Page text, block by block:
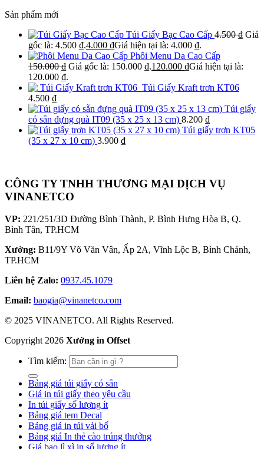
Sản phẩm mới
Túi Giấy Bạc Cao Cấp 4.500₫ Giá
gốc là: 4.500 ₫.4.000 ₫Giá hiện tại là: 4.000 ₫.
Phôi Menu Da Cao Cấp
150.000₫ Giá gốc là: 150.000 ₫.120.000 ₫Giá hiện tại là:
120.000 ₫.
Túi Giấy Kraft trơn KT06
4.500 ₫
Túi giấy
có sẵn đựng quà IT09 (35 x 25 x 13 cm) 8.200 ₫
Túi giấy trơn KT05
(35 x 27 x 10 cm) 3.900 ₫
CÔNG TY TNHH THƯƠNG MẠI DỊCH VỤ
VINANETCO
VP: 221/251/3D Đường Bình Thành, P. Bình Hưng Hòa B, Q.
Bình Tân, TP.HCM
Xưởng: B11/9Y Võ Văn Vân, Ấp 2A, Vĩnh Lộc B, Bình Chánh,
TP.HCM
Liên hệ Zalo: 0937.45.1079
Email: baogia@vinanetco.com
© 2025 VINANETCO. All Rights Reserved.
Copyright 2026 Xưởng in Offset
Tìm kiếm:
Bảng giá túi giấy có sẵn
Giá in túi giấy theo yêu cầu
In túi giấy số lượng ít
Bảng giá tem Decal
Bảng giá in túi vải bố
Bảng giá In thẻ cào trúng thưởng